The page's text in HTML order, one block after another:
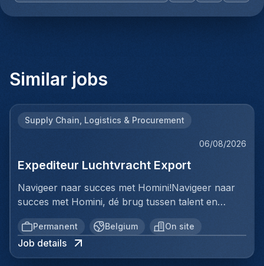
Similar jobs
Supply Chain, Logistics & Procurement
06/08/2026
Expediteur Luchtvracht Export
Navigeer naar succes met Homini!Navigeer naar
succes met Homini, dé brug tussen talent en
uitmuntende opportuniteiten binnen de
arbeidsmarkt. Als voorloper in wervingsdiensten,
matchen we toptalent met topbedrijven in diverse
sectoren. Met onze expertise en toewijding streven
Permanent Belgium On site
Job details